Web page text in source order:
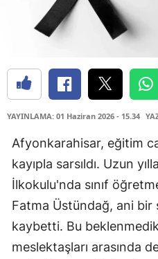
YAYINLAMA: 01 Haziran 2026 - 15.34
Afyonkarahisar, eğitim
kayıpla sarsıldı. Uzun
İlkokulu'nda sınıf
Fatma Üstündağ, ani bir
kaybetti. Bu
meslektaşları arasında